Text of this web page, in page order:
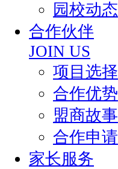
园校动态
合作伙伴
JOIN US
项目选择
合作优势
盟商故事
合作申请
家长服务